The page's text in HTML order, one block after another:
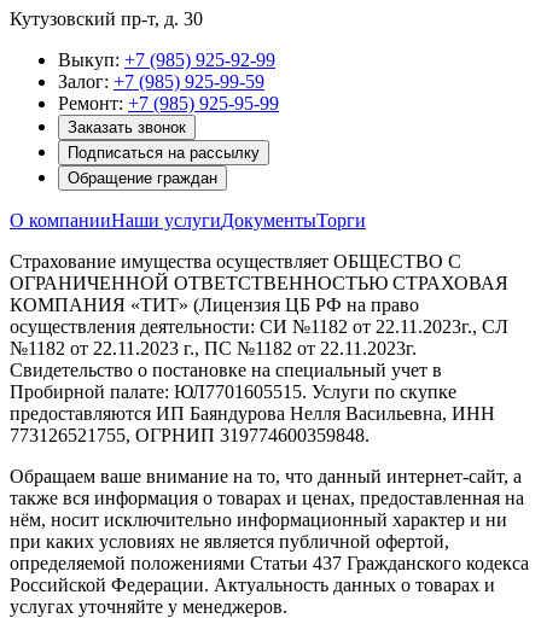
Кутузовский пр-т, д. 30
Выкуп: +7 (985) 925-92-99
Залог: +7 (985) 925-99-59
Ремонт: +7 (985) 925-95-99
Заказать звонок
Подписаться на рассылку
Обращение граждан
О компанииНаши услугиДокументыТорги
Страхование имущества осуществляет ОБЩЕСТВО С
ОГРАНИЧЕННОЙ ОТВЕТСТВЕННОСТЬЮ СТРАХОВАЯ
КОМПАНИЯ «ТИТ» (Лицензия ЦБ РФ на право
осуществления деятельности: СИ №1182 от 22.11.2023г., СЛ
№1182 от 22.11.2023 г., ПС №1182 от 22.11.2023г.
Свидетельство о постановке на специальный учет в
Пробирной палате: ЮЛ7701605515. Услуги по скупке
предоставляются ИП Баяндурова Нелля Васильевна, ИНН
773126521755, ОГРНИП 319774600359848.
Обращаем ваше внимание на то, что данный интернет-сайт, а
также вся информация о товарах и ценах, предоставленная на
нём, носит исключительно информационный характер и ни
при каких условиях не является публичной офертой,
определяемой положениями Статьи 437 Гражданского кодекса
Российской Федерации. Актуальность данных о товарах и
услугах уточняйте у менеджеров.